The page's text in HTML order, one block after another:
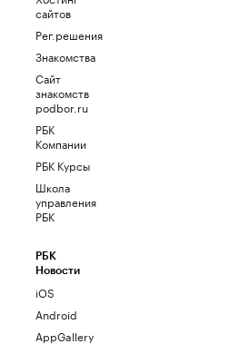
сайтов
Рег.решения
Знакомства
Сайт
знакомств
podbor.ru
РБК
Компании
РБК Курсы
Школа
управления
РБК
РБК
Новости
iOS
Android
AppGallery